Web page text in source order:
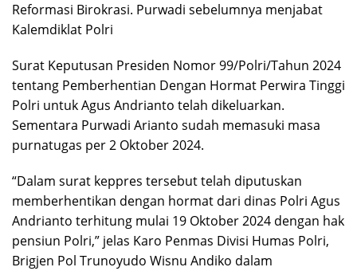
Reformasi Birokrasi. Purwadi sebelumnya menjabat
Kalemdiklat Polri
Surat Keputusan Presiden Nomor 99/Polri/Tahun 2024
tentang Pemberhentian Dengan Hormat Perwira Tinggi
Polri untuk Agus Andrianto telah dikeluarkan.
Sementara Purwadi Arianto sudah memasuki masa
purnatugas per 2 Oktober 2024.
“Dalam surat keppres tersebut telah diputuskan
memberhentikan dengan hormat dari dinas Polri Agus
Andrianto terhitung mulai 19 Oktober 2024 dengan hak
pensiun Polri,” jelas Karo Penmas Divisi Humas Polri,
Brigjen Pol Trunoyudo Wisnu Andiko dalam